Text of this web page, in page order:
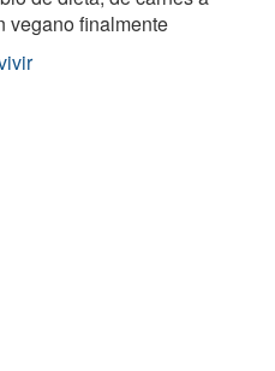
vegano finalmente